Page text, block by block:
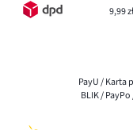
9,99
PayU / Karta
BLIK /